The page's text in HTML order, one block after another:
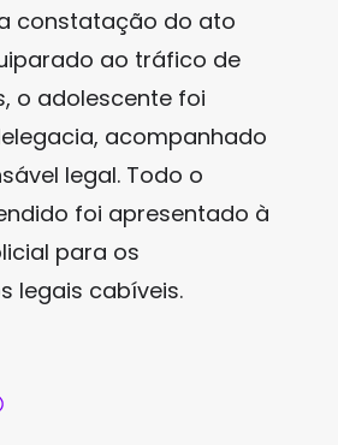
constatação do ato
ao tráfico de
o adolescente foi
acompanhado
legal. Todo o
foi apresentado à
para os
legais cabíveis.